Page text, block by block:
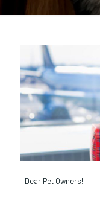
Dear Pet Owners!